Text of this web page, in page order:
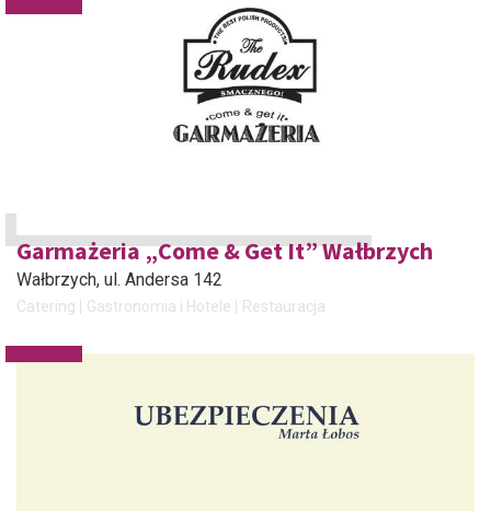
Garmażeria „Come & Get It” Wałbrzych
Wałbrzych, ul. Andersa 142
Catering Gastronomia i Hotele Restauracja